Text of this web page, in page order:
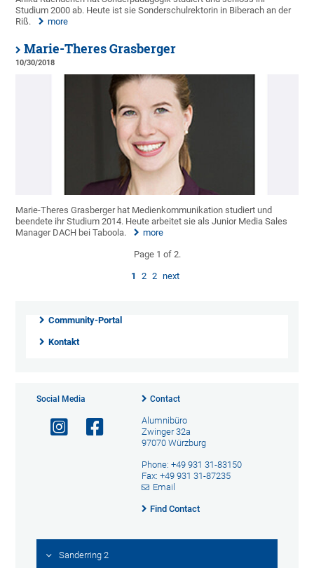
Studium 2000 ab. Heute ist sie Sonderschulrektorin in Biberach an der
Riß.
more
Marie-Theres Grasberger
10/30/2018
Marie-Theres Grasberger hat Medienkommunikation studiert und
beendete ihr Studium 2014. Heute arbeitet sie als Junior Media Sales
Manager DACH bei Taboola.
more
Page 1 of 2.
1 2 2 next
Community-Portal
Kontakt
Social Media Contact
Alumnibüro
Zwinger 32a
97070 Würzburg
Phone: +49 931 31-83150
Fax: +49 931 31-87235
Email
Find Contact
Sanderring 2